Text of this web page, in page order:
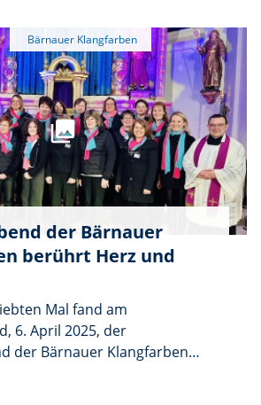
Bärnauer Klangfarben
der Bärnauer
berührt Herz und
Mal fand am
6. April 2025, der
der Bärnauer Klangfarben